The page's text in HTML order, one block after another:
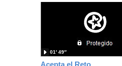
Acepta el Reto
01′ 49″